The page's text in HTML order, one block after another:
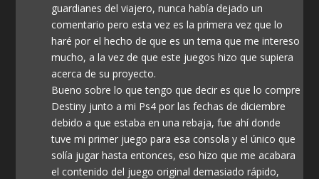
guardianes del viajero, nunca había dejado un
comentario pero esta vez es la primera vez que lo
haré por el hecho de que es un tema que me intereso
mucho, a la vez de que este juegos hizo que supiera
acerca de su proyecto.
Bueno sobre lo que tengo que decir es que lo compre
Destiny junto a mi Ps4 por las fechas de diciembre
debido a que estaba en una rebaja, fue ahí donde
tuve mi primer juego para esa consola y el único que
solía jugar hasta entonces, eso hizo que me acabara
el contenido del juego original demasiado rápido,